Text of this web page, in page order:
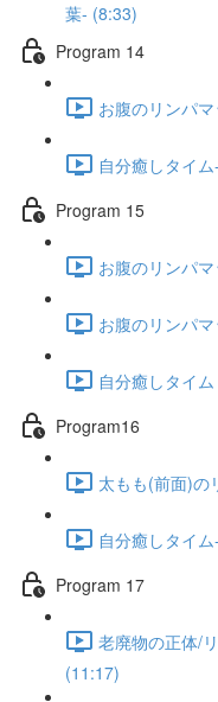
葉- (8:33)
Program 14
お腹のリンパ
自分癒しタイ
Program 15
お腹のリンパ
お腹のリンパ
自分癒しタイ
Program16
太もも(前面)の
自分癒しタイ
Program 17
老廃物の正体/
(11:17)